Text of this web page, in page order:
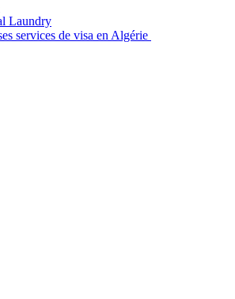
Laundry
services de visa en Algérie